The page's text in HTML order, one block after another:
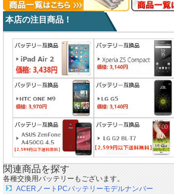
本店の注目商品！
関連商品を探す
各種交換用バッテリーもございます。
ACERノートPCバッテリーモデルナンバー